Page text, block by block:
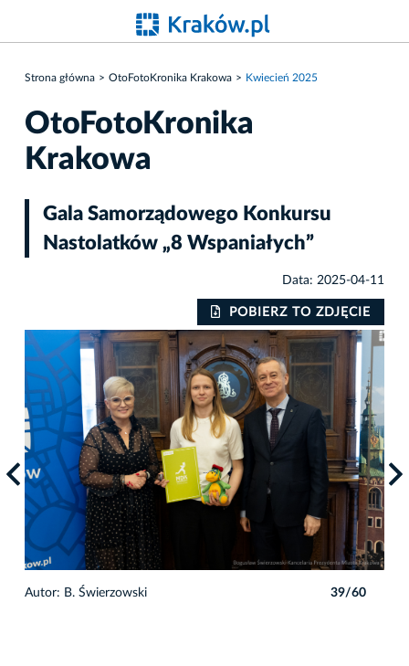
Strona główna OtoFotoKronika Krakowa Kwiecień 2025
OtoFotoKronika
Krakowa
Gala Samorządowego Konkursu
Nastolatków „8 Wspaniałych”
Data: 2025-04-11
POBIERZ TO ZDJĘCIE
Autor: B. Świerzowski 39/60